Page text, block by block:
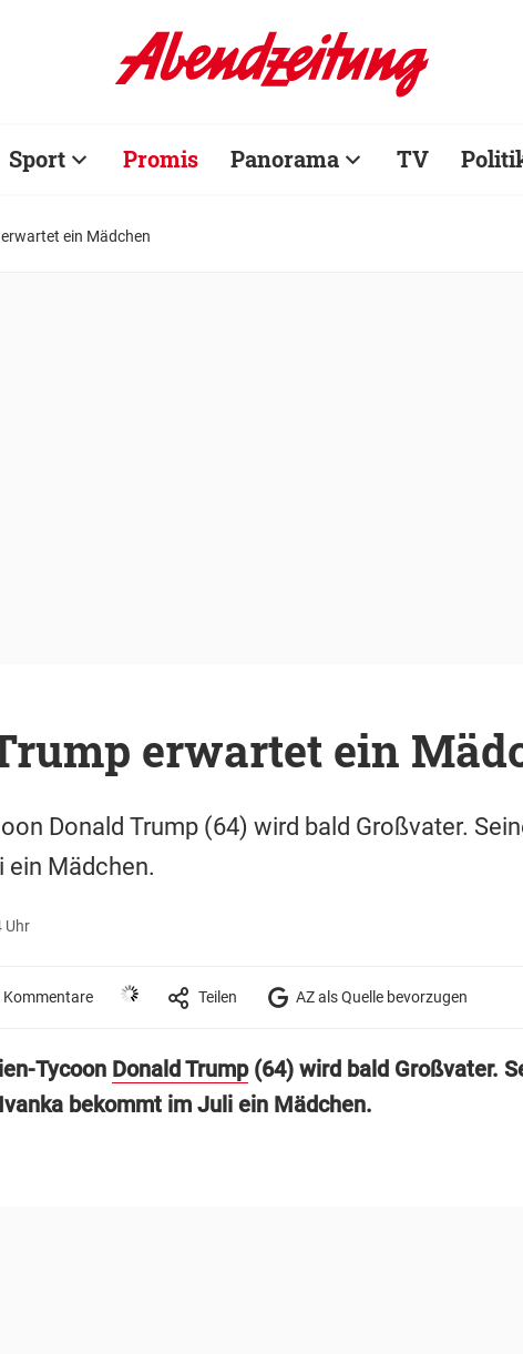
Sport Promis Panorama TV
ein Mädchen
erwartet ein
Donald Trump (64) wird bald Großvater.
ein Mädchen.
Uhr
Kommentare Teilen AZ als Quelle bevorzugen
Tycoon Donald Trump(64) wird bald Großvater.
bekommt im Juli ein Mädchen.